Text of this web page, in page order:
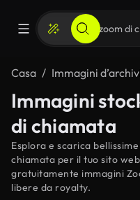
Casa Immagini
Immagini
di chiamata
Esplora e scarica
chiamata per il tuo sito
gratuitamente immagini
libere da royalty.